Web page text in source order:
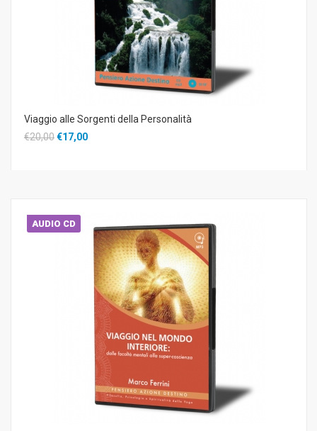
Viaggio alle Sorgenti della Personalità
€20,00€17,00
AUDIO CD